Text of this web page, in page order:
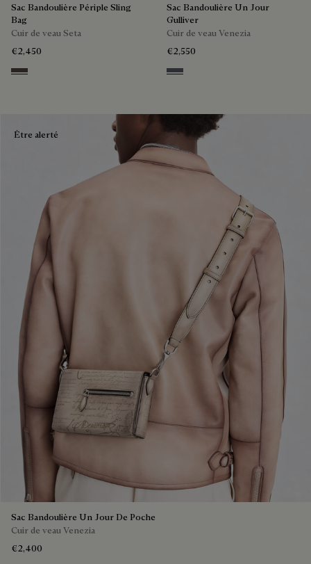
Sac Bandoulière Périple Sling
Bag
Cuir de veau Seta
€2,450
Grey
Sac Bandoulière Un Jour
Gulliver
Cuir de veau Venezia
€2,550
Light Aluminio
Être alerté
Sac Bandoulière Un Jour De Poche
Cuir de veau Venezia
€2,400